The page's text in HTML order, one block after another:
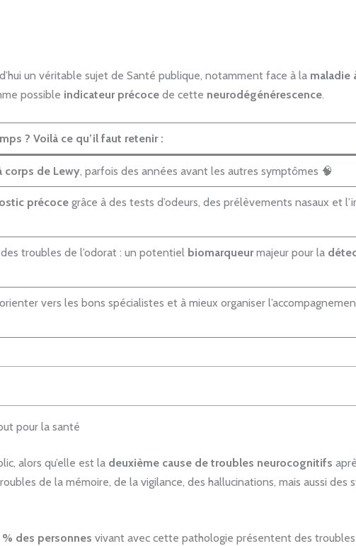
un véritable sujet de Santé publique, notamment face à la maladie
possible indicateur précoce de cette neurodégénérescence.
? Voilà ce qu’il faut retenir :
corps de Lewy, parfois des années avant les autres symptômes 🧠
précoce grâce à des tests d’odeurs, des prélèvements nasaux et
troubles de l’odorat : un potentiel biomarqueurmajeur pour la
vers les bons spécialistes et à mieux organiser
pour la santé
alors qu’elle est la deuxième cause de troubles neurocognitifs
de la mémoire, de la vigilance, des hallucinations, mais aussi des
des personnes vivant avec cette pathologie présentent des